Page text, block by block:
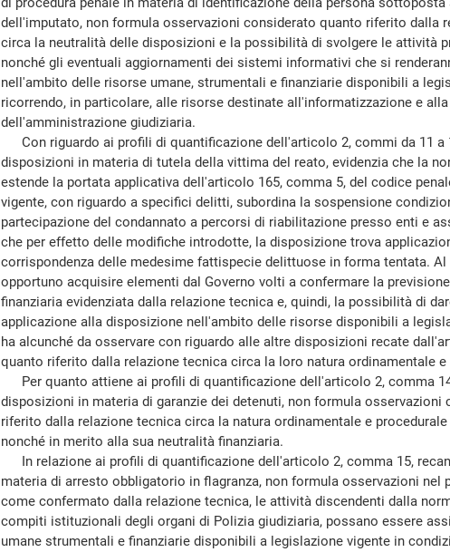
dell'imputato, non formula osservazioni considerato quanto riferito dalla
circa la neutralità delle disposizioni e la possibilità di svolgere le attività
nonché gli eventuali aggiornamenti dei sistemi informativi che si
nell'ambito delle risorse umane, strumentali e finanziarie disponibili a
ricorrendo, in particolare, alle risorse destinate all'informatizzazione e
dell'amministrazione giudiziaria.
Con riguardo ai profili di quantificazione dell'articolo 2, commi da 11 a
disposizioni in materia di tutela della vittima del reato, evidenzia che la
estende la portata applicativa dell'articolo 165, comma 5, del codice
vigente, con riguardo a specifici delitti, subordina la sospensione
partecipazione del condannato a percorsi di riabilitazione presso enti e
che per effetto delle modifiche introdotte, la disposizione trova
corrispondenza delle medesime fattispecie delittuose in forma tentata. Al
opportuno acquisire elementi dal Governo volti a confermare la
finanziaria evidenziata dalla relazione tecnica e, quindi, la possibilità di
applicazione alla disposizione nell'ambito delle risorse disponibili a
ha alcunché da osservare con riguardo alle altre disposizioni recate
quanto riferito dalla relazione tecnica circa la loro natura ordinamentale e
Per quanto attiene ai profili di quantificazione dell'articolo 2, comma
disposizioni in materia di garanzie dei detenuti, non formula osservazioni
riferito dalla relazione tecnica circa la natura ordinamentale e
nonché in merito alla sua neutralità finanziaria.
In relazione ai profili di quantificazione dell'articolo 2, comma 15,
materia di arresto obbligatorio in flagranza, non formula osservazioni nel
come confermato dalla relazione tecnica, le attività discendenti dalla
compiti istituzionali degli organi di Polizia giudiziaria, possano essere
umane strumentali e finanziarie disponibili a legislazione vigente in